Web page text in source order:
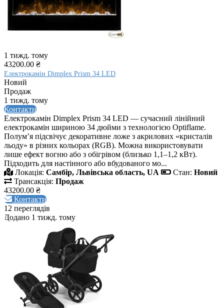
1 тижд. тому
43200.00 ₴
Електрокамін Dimplex Prism 34 LED
Новий
Продаж
1 тижд. тому
Контакти
Електрокамін Dimplex Prism 34 LED — сучасний лінійний
електрокамін шириною 34 дюйми з технологією Optiflame.
Полум’я підсвічує декоративне ложе з акрилових «кристалів
льоду» в різних кольорах (RGB). Можна використовувати
лише ефект вогню або з обігрівом (близько 1,1–1,2 кВт).
Підходить для настінного або вбудованого мо...
Локація: Самбір, Львівська область, UA Стан: Новий
Трансакція: Продаж
43200.00 ₴
Контакти
12 переглядів
Додано 1 тижд. тому